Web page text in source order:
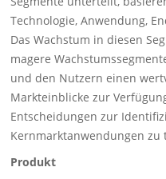
Technologie, Anwendung,
Das Wachstum in diesen
magere
und den Nutzern einen
Markteinblicke zur
Entscheidungen zur
Kernmarktanwendungen zu
Produkt